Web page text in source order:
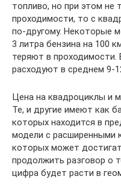
топливо, но при этом
проходимости, то с
по-другому. Некоторые
3 литра бензина на 100
теряют в
расходуют в среднем 9-
Цена на квадроциклы и
Те, и другие имеют как
которых находится в
модели с расширенными
которых может
продолжить разговор о
цифра будет расти в